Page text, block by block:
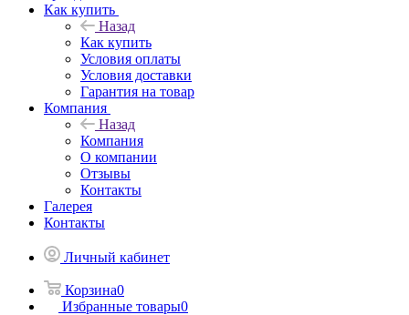
Как купить
Назад
Как купить
Условия оплаты
Условия доставки
Гарантия на товар
Компания
Назад
Компания
О компании
Отзывы
Контакты
Галерея
Контакты
Личный кабинет
Корзина0
Избранные товары0